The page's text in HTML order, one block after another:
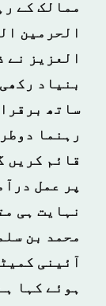
ممالک کے
الحرمین
العزیز نے
بنیاد
ساتھ
رہنما
قائم کریں
پر عمل
نہایت ہی
محمد بن
آئینی
ہوئے کہا